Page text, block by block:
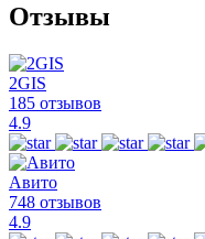
Отзывы
2GIS
185 отзывов
4.9
Авито
748 отзывов
4.9